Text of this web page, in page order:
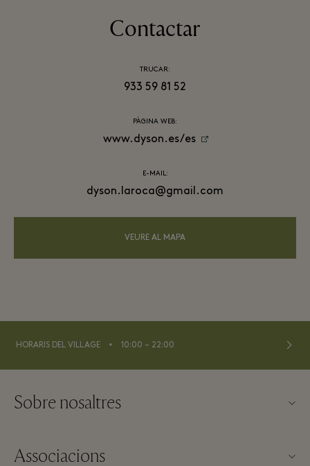
Contactar
TRUCAR:
933 59 81 52
PÀGINA WEB:
www.dyson.es/es
E-MAIL:
dyson.laroca@gmail.com
VEURE AL MAPA
HORARIS DEL VILLAGE ⬩ 10:00 – 22:00
Sobre nosaltres
Sobre La Roca Village
Associacions